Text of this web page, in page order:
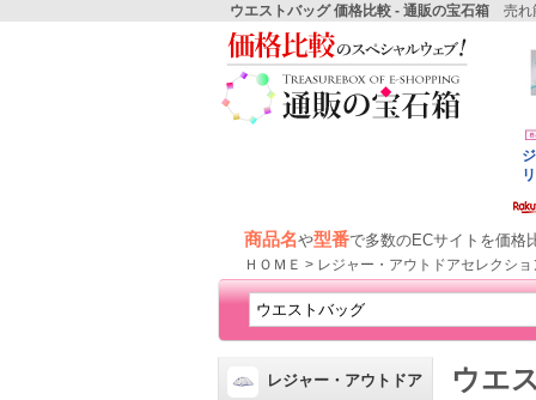
ウエストバッグ 価格比較 - 通販の宝石箱 売れ
商品名や型番で多数のECサイトを価
ＨＯＭＥ > レジャー・アウトドアセレクシ
レジャー・アウトドア ウエ